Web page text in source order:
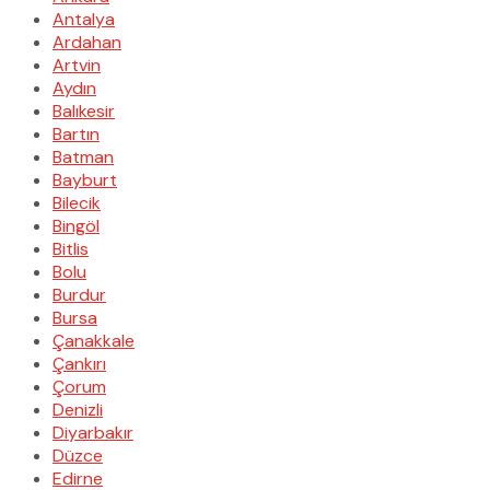
Antalya
Ardahan
Artvin
Aydın
Balıkesir
Bartın
Batman
Bayburt
Bilecik
Bingöl
Bitlis
Bolu
Burdur
Bursa
Çanakkale
Çankırı
Çorum
Denizli
Diyarbakır
Düzce
Edirne